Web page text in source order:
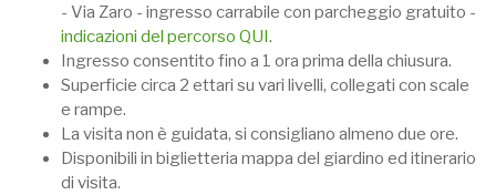
- Via Zaro - ingresso carrabile con parcheggio gratuito -
indicazioni del percorso QUI.
Ingresso consentito fino a 1 ora prima della chiusura.
Superficie circa 2 ettari su vari livelli, collegati con scale
e rampe.
La visita non è guidata, si consigliano almeno due ore.
Disponibili in biglietteria mappa del giardino ed itinerario
di visita.